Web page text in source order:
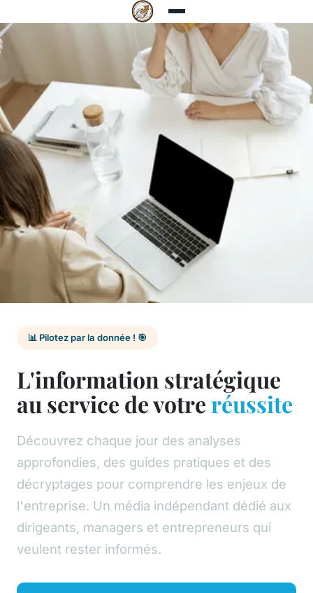
📊 Pilotez par la donnée ! 🎯
L'information stratégique
au service de votreréussite
Découvrez chaque jour des analyses
approfondies, des guides pratiques et des
décryptages pour comprendre les enjeux de
l'entreprise. Un média indépendant dédié aux
dirigeants, managers et entrepreneurs qui
veulent rester informés.